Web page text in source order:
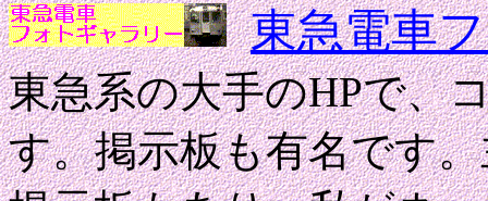
東急電車
東急系の大手のHPで、
す。掲示板も有名です